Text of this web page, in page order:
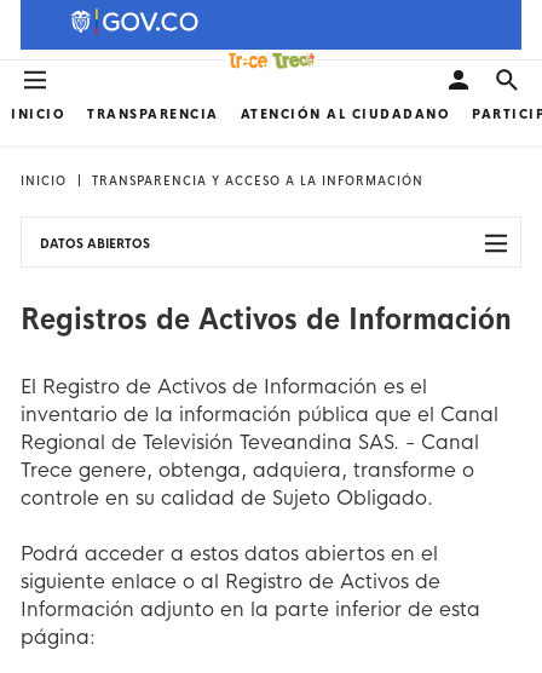
INICIO TRANSPARENCIA ATENCIÓN AL CIUDADANO
INICIO TRANSPARENCIA Y ACCESO A LA INFORMACIÓN
DATOS ABIERTOS
Registros de Activos de Información
El Registro de Activos de Información es el
inventario de la información pública que el Canal
Regional de Televisión Teveandina SAS. - Canal
Trece genere, obtenga, adquiera, transforme o
controle en su calidad de Sujeto Obligado.
Podrá acceder a estos datos abiertos en el
siguiente enlace o al Registro de Activos de
Información adjunto en la parte inferior de esta
página: